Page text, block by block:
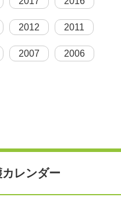
2012 2011
2007 2006
レンダー